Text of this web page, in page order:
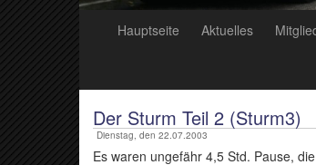
Hauptseite Aktuelles
Der Sturm Teil 2 (Sturm3)
Dienstag, den 22.07.2003
Es waren ungefähr 4,5 Std. Pause,